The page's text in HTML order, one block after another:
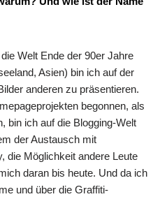
Welt Ende der 90er Jahre
Asien) bin ich auf der
anderen zu präsentieren.
begonnen, als
bin ich auf die Blogging-Welt
der Austausch mit
die Möglichkeit andere Leute
daran bis heute. Und da ich
und über die Graffiti-